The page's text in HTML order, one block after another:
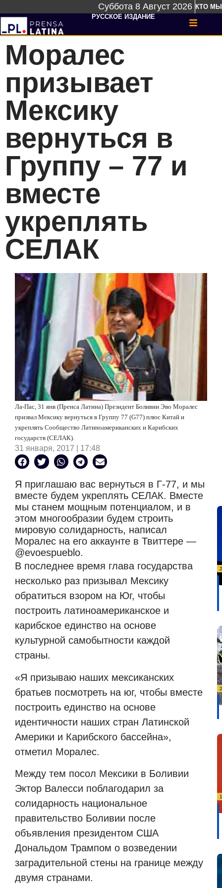
Суббота 8 Август 2026 КТО МЫ
РУССКОЕ ИЗДАНИЕ
Моралес
призывает
Мексику
вернуться в
Группу – 77 и
вместе
укреплять
СЕЛАК
Ла-Пас, 31 янв (Пренса Латина) Президент Боливии Эво Моралес
призвал Мексику вернуться в Группу 77 (G77) плюс Китай и
укреплять Сообщество Латиноамериканских и Карибских
государств (СЕЛАК).
31 января, 2017 | 17:48
Я приглашаю вас вернуться в Г-77, и мы
вместе будем укреплять СЕЛАК. Вместе
мы станем мощным потенциалом, и в
этом многообразии будем строить
мировую солидарность, написал
Моралес на его аккаунте в Твиттере —
@evoespueblo.
В последнее время глава государства
несколько раз призывал Мексику
обратиться взором на Юг, чтобы
построить латиноамериканское и
карибское единство на основе
культурной самобытности каждой
страны.
«Я призываю наших мексиканских
братьев посмотреть на юг, чтобы вместе
построить единство на основе
идентичности наших стран Латинской
Америки и Карибского бассейна»,
отметил Моралес.
Между тем посол Мексики в Боливии
Эктор Валесси поблагодарил за
солидарность национальное
правительство Боливии после
объявления президентом США
Дональдом Трампом о возведении
заградительной стены на границе между
двумя странами.